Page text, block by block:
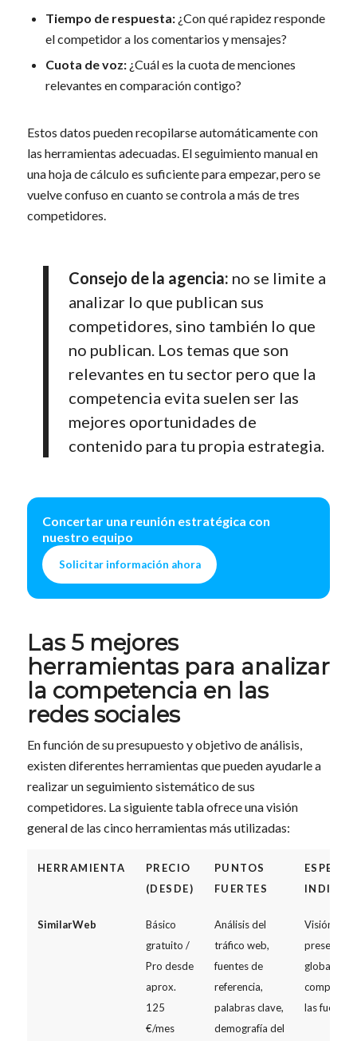
Tiempo de respuesta:¿Con qué rapidez responde
el competidor a los comentarios y mensajes?
Cuota de voz:¿Cuál es la cuota de menciones
relevantes en comparación contigo?
Estos datos pueden recopilarse automáticamente con
las herramientas adecuadas. El seguimiento manual en
una hoja de cálculo es suficiente para empezar, pero se
vuelve confuso en cuanto se controla a más de tres
competidores.
Consejo de la agencia: no se limite a
analizar lo que publican sus
competidores, sino también lo que
no publican. Los temas que son
relevantes en tu sector pero que la
competencia evita suelen ser las
mejores oportunidades de
contenido para tu propia estrategia.
Concertar una reunión estratégica con
nuestro equipo
Solicitar información ahora
Las 5 mejores
herramientas para analizar
la competencia en las
redes sociales
En función de su presupuesto y objetivo de análisis,
existen diferentes herramientas que pueden ayudarle a
realizar un seguimiento sistemático de sus
competidores. La siguiente tabla ofrece una visión
general de las cinco herramientas más utilizadas:
HERRAMIENTA
PRECIO
(DESDE)
PUNTOS
FUERTES
SimilarWeb
Básico
gratuito /
Pro desde
aprox.
125
€/mes
Análisis del
tráfico web,
fuentes de
referencia,
palabras clave,
demografía del
Visión
presencia
global de
las